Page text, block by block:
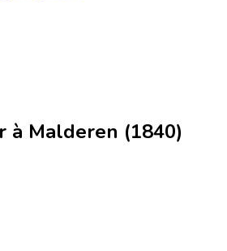
à Malderen (1840)